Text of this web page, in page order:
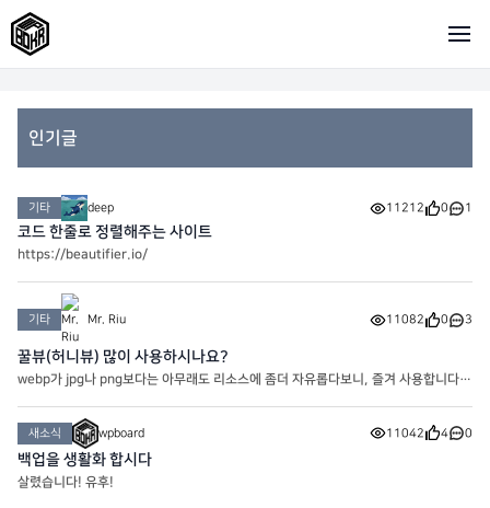
인기글
기타 deep 11212 0 1
코드 한줄로 정렬해주는 사이트
https://beautifier.io/
기타 Mr. Riu 11082 0 3
꿀뷰(허니뷰) 많이 사용하시나요?
webp가 jpg나 png보다는 아무래도 리소스에 좀더 자유롭다보니, 즐겨 사용합니다
경우는 PC 이미지뷰어인 꿀뷰를 사용해 webp로 변환을 시키는
새소식 wpboard 11042 4 0
백업을 생활화 합시다
살렸습니다! 유후!